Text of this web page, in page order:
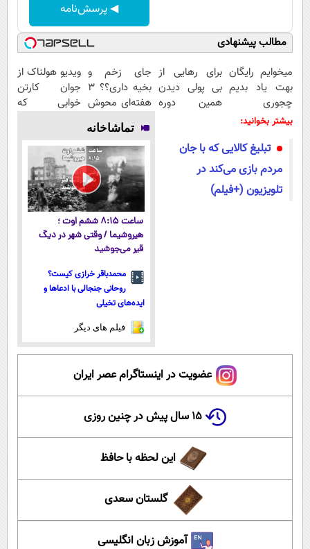
◀ پرسش‌نامه
مطالب پیشنهادی
میخوایم رایگان
بهت یاد بدیم
چجوری
پولدارشی! باور
مجانیه
برای رهایی از
بی پولی دیدن
همین دوره
کن)
جای زخم و
بخیه داری؟؟ 3
هفته‌ای محوش
ویدیو هولناک از
جوان کارتن
خوابی که
بیشتر بخوانید:
تبلیغ کالایی که با جان
مردم بازی می‌کند در
تلویزیون (+فیلم)
تماشاخانه
ساعت ۸:۱۵ ششم اوت ؛
هیروشیما / وقتی شهر در دیگ
قیر می‌جوشید
محمدباقر خرازی کیست؟
روحانی جنجالی با ادعاها و
ایده‌های تخیلی
فیلم های دیگر
عضویت در اینستاگرام عصر ایران
۱۵ سال پیش در چنین روزی
این لحظه با حافظ
گلستان سعدی
آموزش زبان انگلیسی